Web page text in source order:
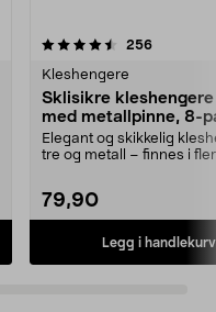
256
Kleshengere
Sklisikre
med metallpinne, 8-
Elegant og skikkelig
tre og metall – finnes i
79,90
Legg i handlekurv
4.5av 5 stjerner